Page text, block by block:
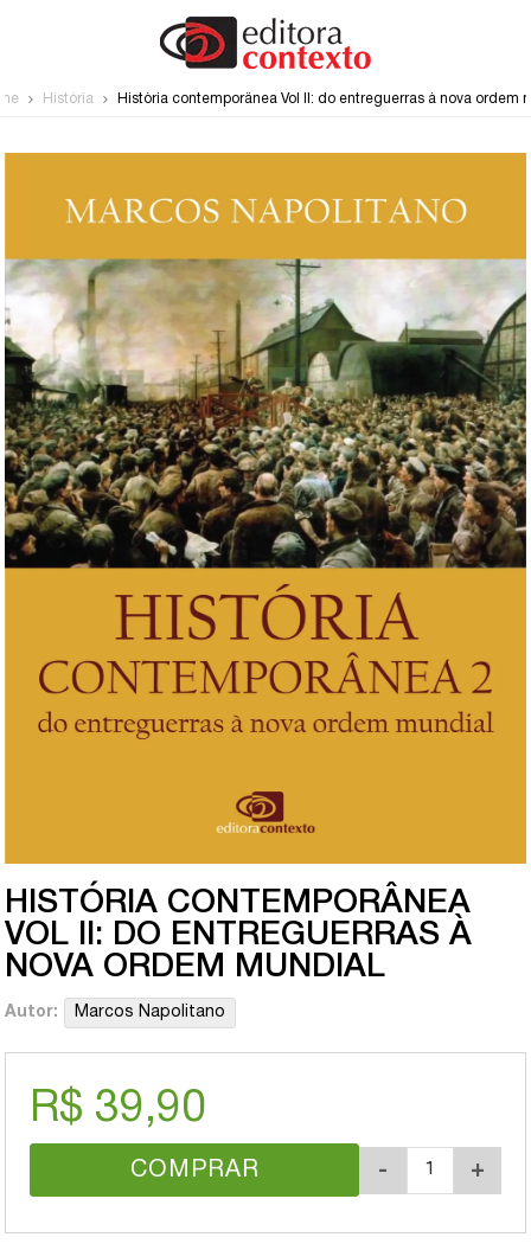
História História contemporânea Vol II: do entreguerras à nova ordem
HISTÓRIA CONTEMPORÂNEA
VOL II: DO ENTREGUERRAS À
NOVA ORDEM MUNDIAL
Autor: Marcos Napolitano
R$ 39,90
COMPRAR - +